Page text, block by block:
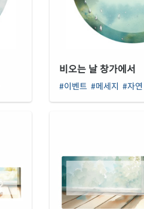
비오는 날 창가에서
#이벤트 #메세지 #자연